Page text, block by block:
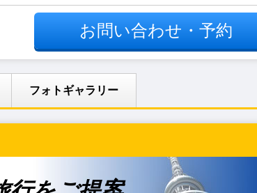
お問い合わせ・予約
フォトギャラリー